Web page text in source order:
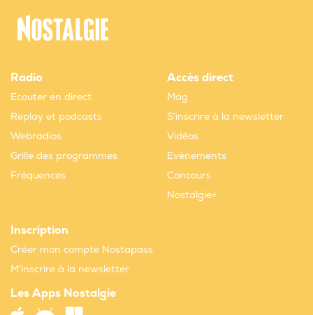
Radio
Ecouter en direct
Replay et podcasts
Webradios
Grille des programmes
Fréquences
Accès direct
Mag
S'inscrire à la newsletter
Vidéos
Evènements
Concours
Nostalgie+
Inscription
Créer mon compte Nostapass
M'inscrire à la newsletter
Les Apps Nostalgie